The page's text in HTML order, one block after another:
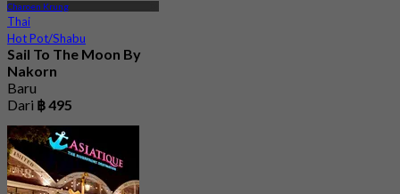
Charoen Krung
Thai
Hot Pot/Shabu
Sail To The Moon By
Nakorn
Baru
Dari ฿ 495